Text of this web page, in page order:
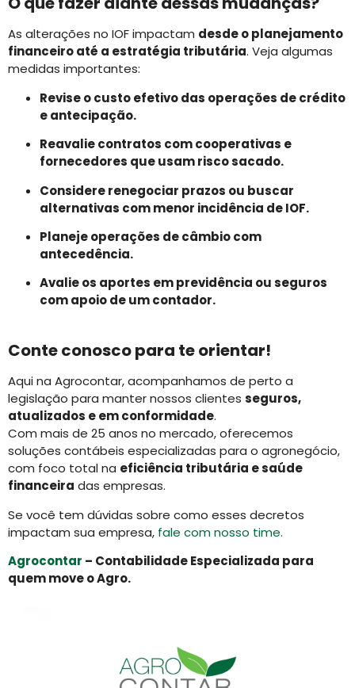
As alterações no IOF impactam desde o planejamento
financeiro até a estratégia tributária. Veja algumas
medidas importantes:
Revise o custo efetivo das operações de crédito
e antecipação.
Reavalie contratos com cooperativas e
fornecedores que usam risco sacado.
Considere renegociar prazos ou buscar
alternativas com menor incidência de IOF.
Planeje operações de câmbio com
antecedência.
Avalie os aportes em previdência ou seguros
com apoio de um contador.
Conte conosco para te orientar!
Aqui na Agrocontar, acompanhamos de perto a
legislação para manter nossos clientes seguros,
atualizados e em conformidade.
Com mais de 25 anos no mercado, oferecemos
soluções contábeis especializadas para o agronegócio,
com foco total na eficiência tributária e saúde
financeira das empresas.
Se você tem dúvidas sobre como esses decretos
impactam sua empresa, fale com nosso time.
Agrocontar – Contabilidade Especializada para
quem move o Agro.